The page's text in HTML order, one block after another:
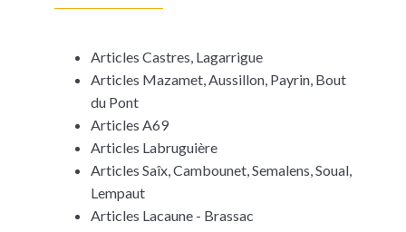
Articles Castres, Lagarrigue
Articles Mazamet, Aussillon, Payrin, Bout
du Pont
Articles A69
Articles Labruguière
Articles Saîx, Cambounet, Semalens, Soual,
Lempaut
Articles Lacaune - Brassac